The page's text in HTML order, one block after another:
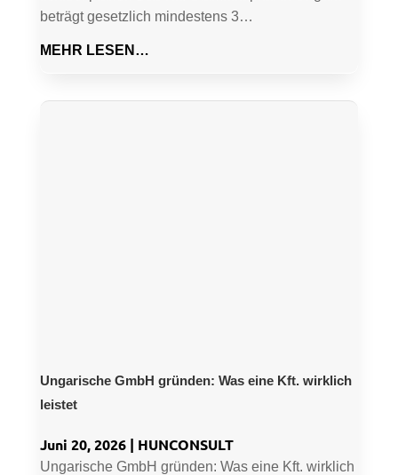
beträgt gesetzlich mindestens 3…
MEHR LESEN…
Ungarische GmbH gründen: Was eine Kft. wirklich
leistet
Juni 20, 2026| HUNCONSULT
Ungarische GmbH gründen: Was eine Kft. wirklich